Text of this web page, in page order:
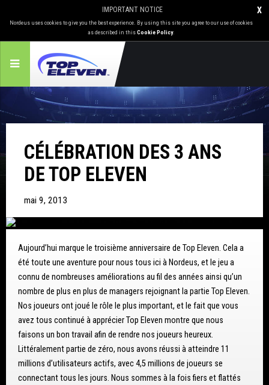
X
IMPORTANT NOTICE
Nordeus uses cookies to give you the best experience. By using this site you agree to our use of cookies
as described in thisCookie Policy.
CÉLÉBRATION DES 3 ANS
DE TOP ELEVEN
mai 9, 2013
Aujourd’hui marque le troisième anniversaire de Top Eleven. Cela a
été toute une aventure pour nous tous ici à Nordeus, et le jeu a
connu de nombreuses améliorations au fil des années ainsi qu’un
nombre de plus en plus de managers rejoignant la partie Top Eleven.
Nos joueurs ont joué le rôle le plus important, et le fait que vous
avez tous continué à apprécier Top Eleven montre que nous
faisons un bon travail afin de rendre nos joueurs heureux.
Littéralement partie de zéro, nous avons réussi à atteindre 11
millions d’utilisateurs actifs, avec 4,5 millions de joueurs se
connectant tous les jours. Nous sommes à la fois fiers et flattés